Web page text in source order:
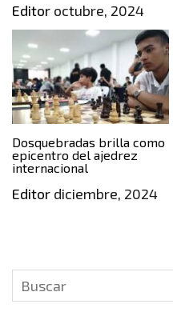
Editor octubre, 2024
Dosquebradas brilla como
epicentro del ajedrez
internacional
Editor diciembre, 2024